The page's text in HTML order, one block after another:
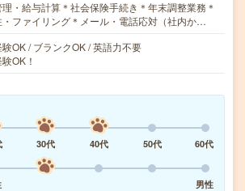
理・給与計算＊社会保険手続き＊年末調整業務＊
・ファイリング＊メール・電話応対（社内か…
OK / ブランクOK / 英語力不要
OK！
30代 40代 50代
60代
男性